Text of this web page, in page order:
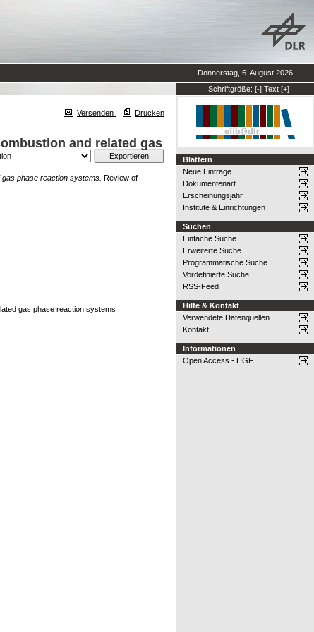
Donnerstag, 6. August 2026
Schriftgröße: [-] Text [+]
Versenden Drucken
and related gas
phase reaction systems. Review of
gas phase reaction systems
Blättern
Neue Einträge
Dokumentenart
Erscheinungsjahr
Institute & Einrichtungen
Suchen
Einfache Suche
Erweiterte Suche
Programmatische Suche
Vordefinierte Suche
RSS-Feed
Hilfe & Kontakt
Verwendete Datenquellen
Kontakt
Informationen
Open Access - HGF